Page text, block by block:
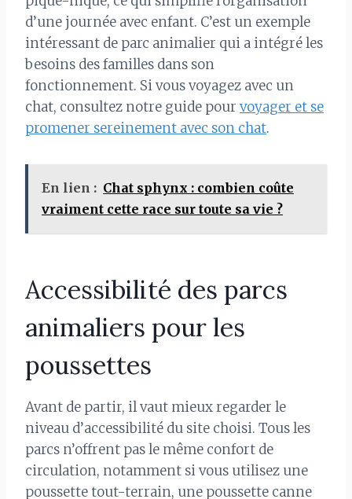
d’une journée avec enfant. C’est un exemple
intéressant de parc animalier qui a intégré les
besoins des familles dans son
fonctionnement. Si vous voyagez avec un
chat, consultez notre guide pour voyager et se
promener sereinement avec son chat.
En lien : Chat sphynx : combien coûte
vraiment cette race sur toute sa vie ?
Accessibilité des parcs
animaliers pour les
poussettes
Avant de partir, il vaut mieux regarder le
niveau d’accessibilité du site choisi. Tous les
parcs n’offrent pas le même confort de
circulation, notamment si vous utilisez une
poussette tout-terrain, une poussette canne